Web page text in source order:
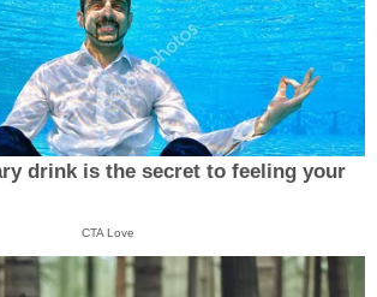
drink is the secret to feeling your
CTA Love